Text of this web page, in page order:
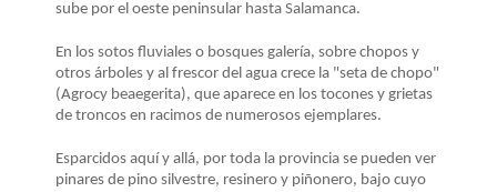
sube por el oeste peninsular hasta Salamanca.
En los sotos fluviales o bosques galería, sobre chopos y
otros árboles y al frescor del agua crece la "seta de chopo"
(Agrocy beaegerita), que aparece en los tocones y grietas
de troncos en racimos de numerosos ejemplares.
Esparcidos aquí y allá, por toda la provincia se pueden ver
pinares de pino silvestre, resinero y piñonero, bajo cuyo